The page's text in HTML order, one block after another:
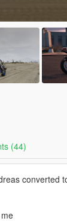
(44)
converted